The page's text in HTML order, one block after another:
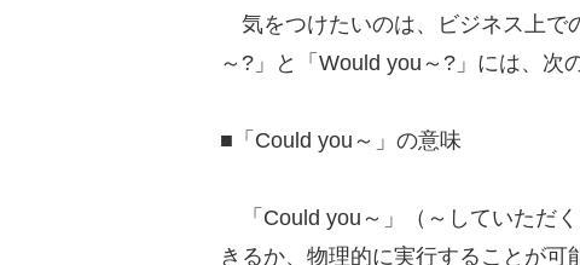
気をつけたいのは、ビジネス上で
～?」と「Would you～?」には、次
■「Could you～」の意味
「Could you～」（～していただ
きるか、物理的に実行することが可